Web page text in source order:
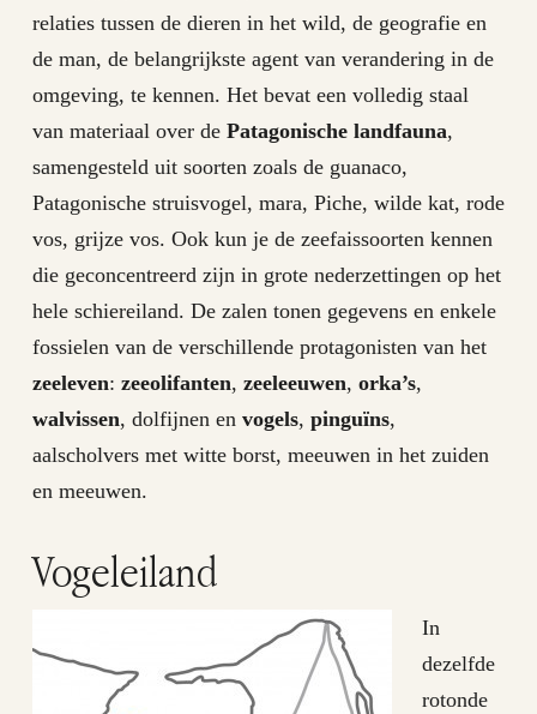
relaties tussen de dieren in het wild, de geografie en
de man, de belangrijkste agent van verandering in de
omgeving, te kennen. Het bevat een volledig staal
van materiaal over de Patagonische landfauna,
samengesteld uit soorten zoals de guanaco,
Patagonische struisvogel, mara, Piche, wilde kat, rode
vos, grijze vos. Ook kun je de zeefaissoorten kennen
die geconcentreerd zijn in grote nederzettingen op het
hele schiereiland. De zalen tonen gegevens en enkele
fossielen van de verschillende protagonisten van het
zeeleven: zeeolifanten, zeeleeuwen, orka’s,
walvissen, dolfijnen en vogels, pinguïns,
aalscholvers met witte borst, meeuwen in het zuiden
en meeuwen.
Vogeleiland
In
dezelfde
rotonde